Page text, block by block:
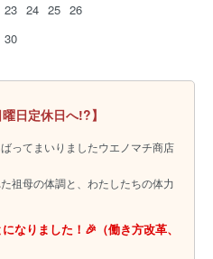
23 24 25 26
30
日定休日へ!?】
ってまいりましたウエノマチ商店
祖母の体調と、わたしたちの体力
なりました！🎉（働き方改革、